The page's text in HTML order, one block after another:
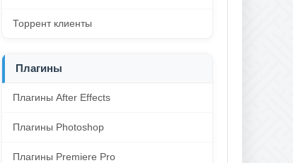
Торрент клиенты
Плагины
Плагины After Effects
Плагины Photoshop
Плагины Premiere Pro